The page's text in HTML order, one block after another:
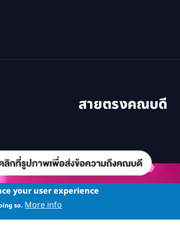
สายตรงคณบดี
your user experience
so. More info